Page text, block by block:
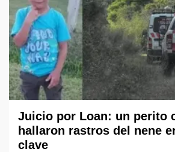
Juicio por Loan: un perito
hallaron rastros del nene
clave